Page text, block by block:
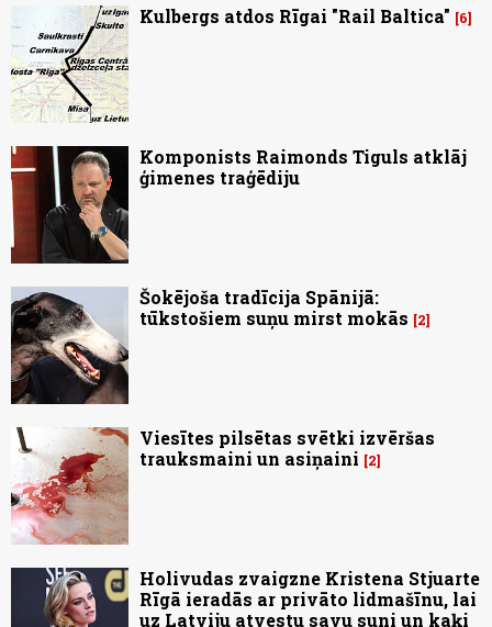
Kulbergs atdos Rīgai "Rail Baltica" 6
Komponists Raimonds Tiguls atklāj
ģimenes traģēdiju
Šokējoša tradīcija Spānijā:
tūkstošiem suņu mirst mokās
2
Viesītes pilsētas svētki izvēršas
trauksmaini un asiņaini
2
Holivudas zvaigzne Kristena Stjuarte
Rīgā ieradās ar privāto lidmašīnu, lai
uz Latviju atvestu savu suni un kaķi